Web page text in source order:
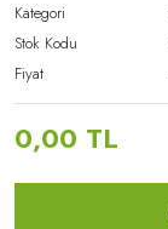
Kategori
Stok Kodu
Fiyat
0,00 TL